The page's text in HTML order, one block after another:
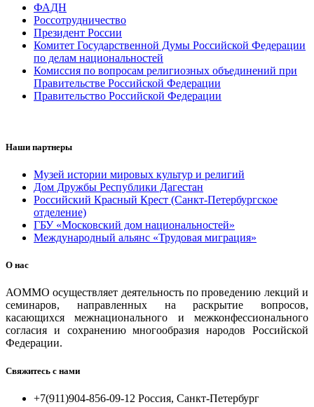
ФАДН
Россотрудничество
Президент России
Комитет Государственной Думы Российской Федерации
по делам национальностей
Комиссия по вопросам религиозных объединений при
Правительстве Российской Федерации
Правительство Российской Федерации
Наши партнеры
Музей истории мировых культур и религий
Дом Дружбы Республики Дагестан
Российский Красный Крест (Санкт-Петербургское
отделение)
ГБУ «Московский дом национальностей»
Международный альянс «Трудовая миграция»
О нас
АОММО осуществляет деятельность по проведению лекций и
семинаров, направленных на раскрытие вопросов,
касающихся межнационального и межконфессионального
согласия и сохранению многообразия народов Российской
Федерации.
Свяжитесь с нами
+7(911)904-856-09-12 Россия, Санкт-Петербург